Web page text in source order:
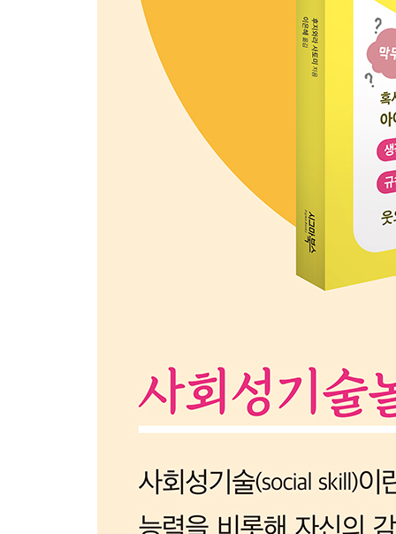
아동용2도와달라는 말을 하지 못하는 아이, 집중
아동용3집중하면 주변을 보지 못하는 아이, 자기
바로 사용할 수 있는 두근두근 카드
찾아보기_ 이런 아이에게 추천해요!